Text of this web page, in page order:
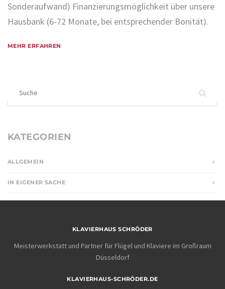
Sonderaufwand) Finanzierungsmöglichkeit über unsere
Hausbank (6-72 Monate, bei entsprechender Bonität).
MEHR ERFAHREN
KATEGORIEN
ALLGEMEIN
IN EIGENER SACHE
KLAVIERHAUS SCHRÖDER
Meisterwerkstatt und Partner für Flügel und Klaviere im Großraum
Düsseldorf
KLAVIERHAUS-SCHRÖDER.DE